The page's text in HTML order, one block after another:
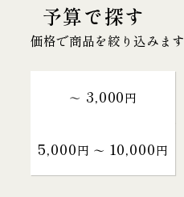
予算で探す
価格で商品を絞り込みます
～ 3,000円
5,000円 〜 10,000円